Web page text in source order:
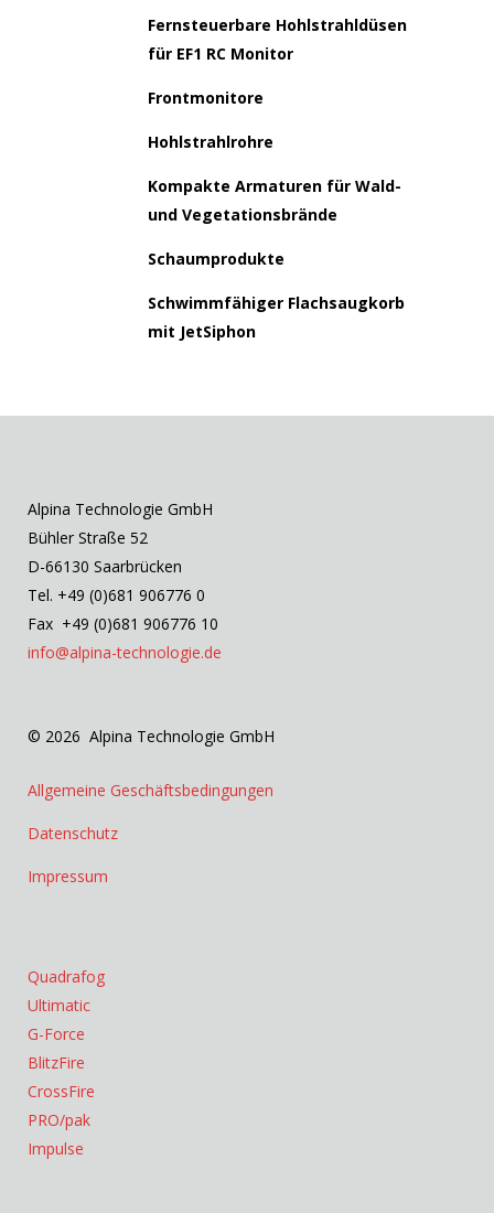
Fernsteuerbare Hohlstrahldüsen
für EF1 RC Monitor
Frontmonitore
Hohlstrahlrohre
Kompakte Armaturen für Wald-
und Vegetationsbrände
Schaumprodukte
Schwimmfähiger Flachsaugkorb
mit JetSiphon
Alpina Technologie GmbH
Bühler Straße 52
D-66130 Saarbrücken
Tel. +49 (0)681 906776 0
Fax +49 (0)681 906776 10
info@alpina-technologie.de
© 2026 Alpina Technologie GmbH
Allgemeine Geschäftsbedingungen
Datenschutz
Impressum
Quadrafog
Ultimatic
G-Force
BlitzFire
CrossFire
PRO/pak
Impulse